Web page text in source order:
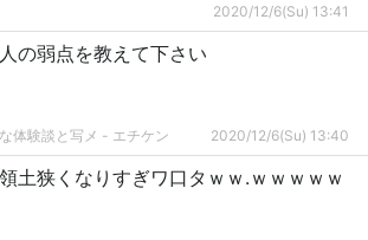
2020/12/6(Su) 13:41
の弱点を教えて下さい
体験談と写メ - エチケン 2020/12/6(Su) 13:40
土狭くなりすぎワ口タｗｗ.ｗｗｗｗｗ